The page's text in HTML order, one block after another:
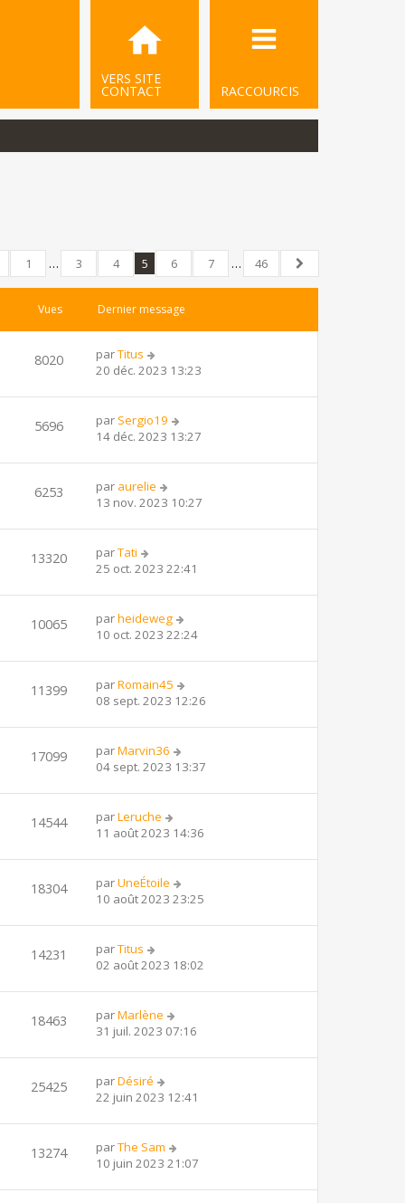
RACCOURCIS
VERS SITE
CONTACT
46
1 … 3 4 5 6 7 …
46
Suivant
Vues Dernier message
8020 parTitus
20 déc. 2023 13:23
5696 par Sergio19
14 déc. 2023 13:27
6253 par aurelie
13 nov. 2023 10:27
13320 parTati
25 oct. 2023 22:41
10065 parheideweg
10 oct. 2023 22:24
11399 parRomain45
08 sept. 2023 12:26
17099 parMarvin36
04 sept. 2023 13:37
14544 parLeruche
11 août 2023 14:36
18304 parUneÉtoile
10 août 2023 23:25
14231 parTitus
02 août 2023 18:02
18463 parMarlène
31 juil. 2023 07:16
25425 parDésiré
22 juin 2023 12:41
13274 parThe Sam
10 juin 2023 21:07